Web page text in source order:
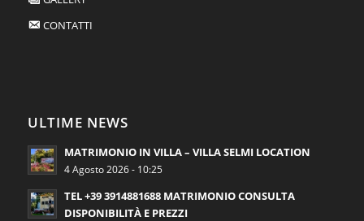
CONTATTI
ULTIME NEWS
MATRIMONIO IN VILLA – VILLA SELMI LOCATION
4 Agosto 2026 - 10:25
TEL +39 3914881688 MATRIMONIO CONSULTA
DISPONIBILITÀ E PREZZI